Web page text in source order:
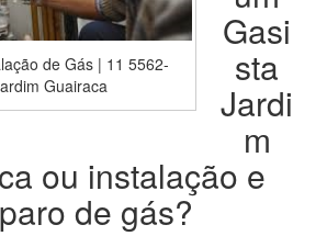
de Gás | 11 5562-
Guairaca
Gasi
sta
Jardi
m
ou instalação e
de gás?